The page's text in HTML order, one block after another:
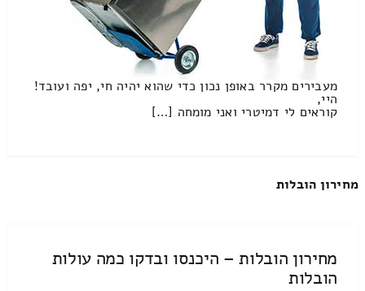
מעבירים מקרר באופן נכון כדי שהוא יהיה חי, יפה ועובד!
היי,
קוראים לי דמיטרי ואני מומחה […]
מחירון הובלות
מחירון הובלות – היכנסו ובדקו כמה עולות
הובלות